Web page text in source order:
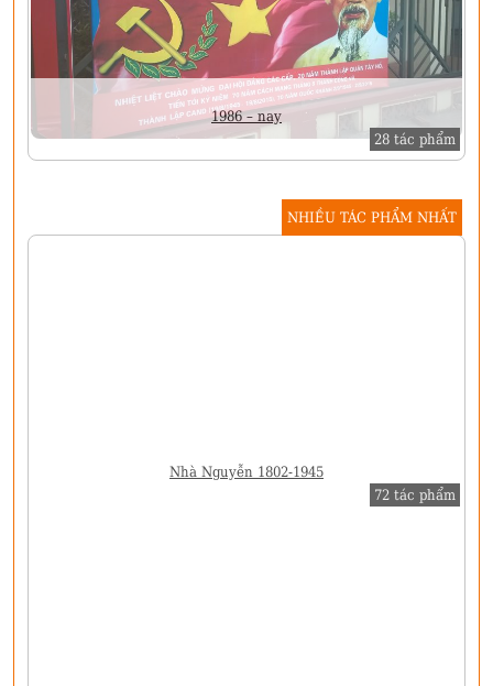
1986 – nay
28 tác phẩm
NHIỀU TÁC PHẨM NHẤT
Nhà Nguyễn 1802-1945
72 tác phẩm